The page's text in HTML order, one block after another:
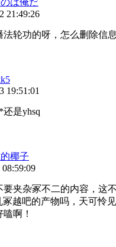
は俺だ
21:49:26
法轮功的呀，怎么删除信
19:51:01
是yhsq
椰子
08:59:09
要夹杂冢不二的内容，这
越吧的产物吗，天可怜
啊！